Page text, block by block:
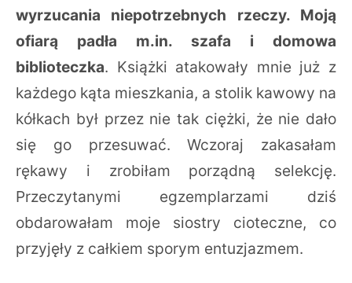
wyrzucania niepotrzebnych rzeczy. Moją
ofiarą padła m.in. szafa i domowa
biblioteczka. Książki atakowały mnie już z
każdego kąta mieszkania, a stolik kawowy na
kółkach był przez nie tak ciężki, że nie dało
się go przesuwać. Wczoraj zakasałam
rękawy i zrobiłam porządną selekcję.
Przeczytanymi egzemplarzami dziś
obdarowałam moje siostry cioteczne, co
przyjęły z całkiem sporym entuzjazmem.